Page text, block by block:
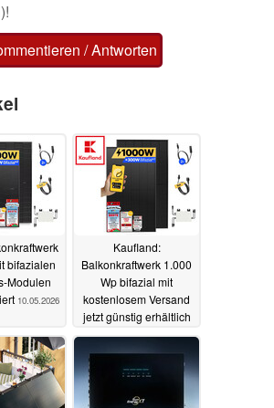
/ Antworten
bifazialen
Modulen
10.05.2026
Kaufland:
Balkonkraftwerk 1.000
Wp bifazial mit
kostenlosem Versand
jetzt günstig erhältlich
10.05.2026